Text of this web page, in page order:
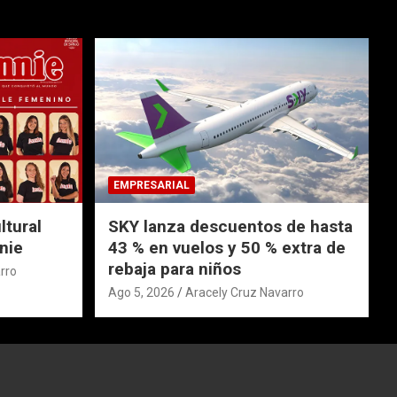
EMPRESARIAL
SKY lanza descuentos de hasta
43 % en vuelos y 50 % extra de
rebaja para niños
Ago 5, 2026 Aracely Cruz Navarro